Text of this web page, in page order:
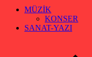
MÜZİK
KONSER
SANAT-YAZI